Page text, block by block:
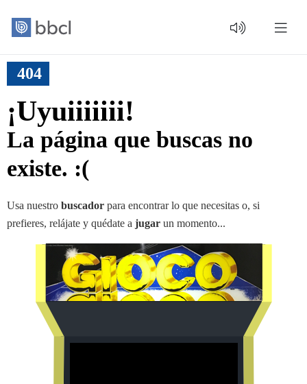
404
¡Uyuiiiiiii!
La página que buscas no
existe. :(
Usa nuestro buscador para encontrar lo que necesitas o, si
prefieres, relájate y quédate a jugar un momento...